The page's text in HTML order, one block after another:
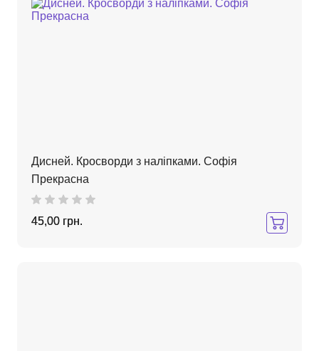
Дисней. Кросворди з наліпками. Софія
Прекрасна
45,00 грн.